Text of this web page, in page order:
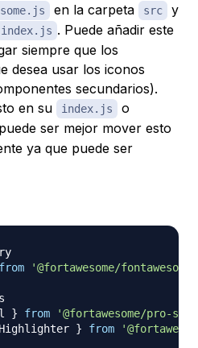
en la carpeta src
y
index.js . Puede añadir este
siempre que los
desea usar los iconos
secundarios).
en su
index.js o
ser mejor mover esto
ya que puede ser
from '@fortawesome/
} from
'@fortawesome/pro-
} from